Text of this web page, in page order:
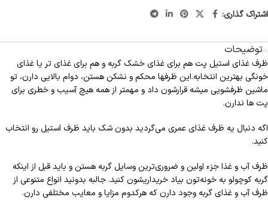
اشتراک گذاری:
توضیحات
ظرف غذای استیل پت هم برای غذای خشک گربه و هم برای غذای تر یا غذای
خونگی بهترین انتخابه.این ظرفها محکم و نشکن هستن، دوام بالایی دارن، تو
ماشین ظرفشویی میشه قرارشون داد و مهمتر از همه هیچ آسیب و خطری برای
پت ها ندارن.
اگه دنبال یه ظرف غذای عمری می‌گردید بدون شک باید ظرف استیل رو انتخاب
کنید.
ظرف آب و غذا جزء اولین و ضروری‌ترین وسایل گربه هستن و باید قبل از اینکه
گربه کوچولو به خونه‌تون بیاد خریداریشون کنید. جالبه بدونید انواع متنوعی از
ظرف آب و غذای گربه وجود دارن که هرکدوم مزایا و معایب مختلفی دارن.